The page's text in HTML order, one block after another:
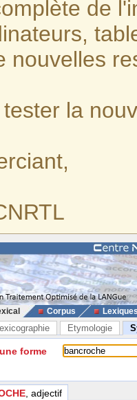
de
nouvelles
la
Corpus
Etymologie
forme
, adjectif